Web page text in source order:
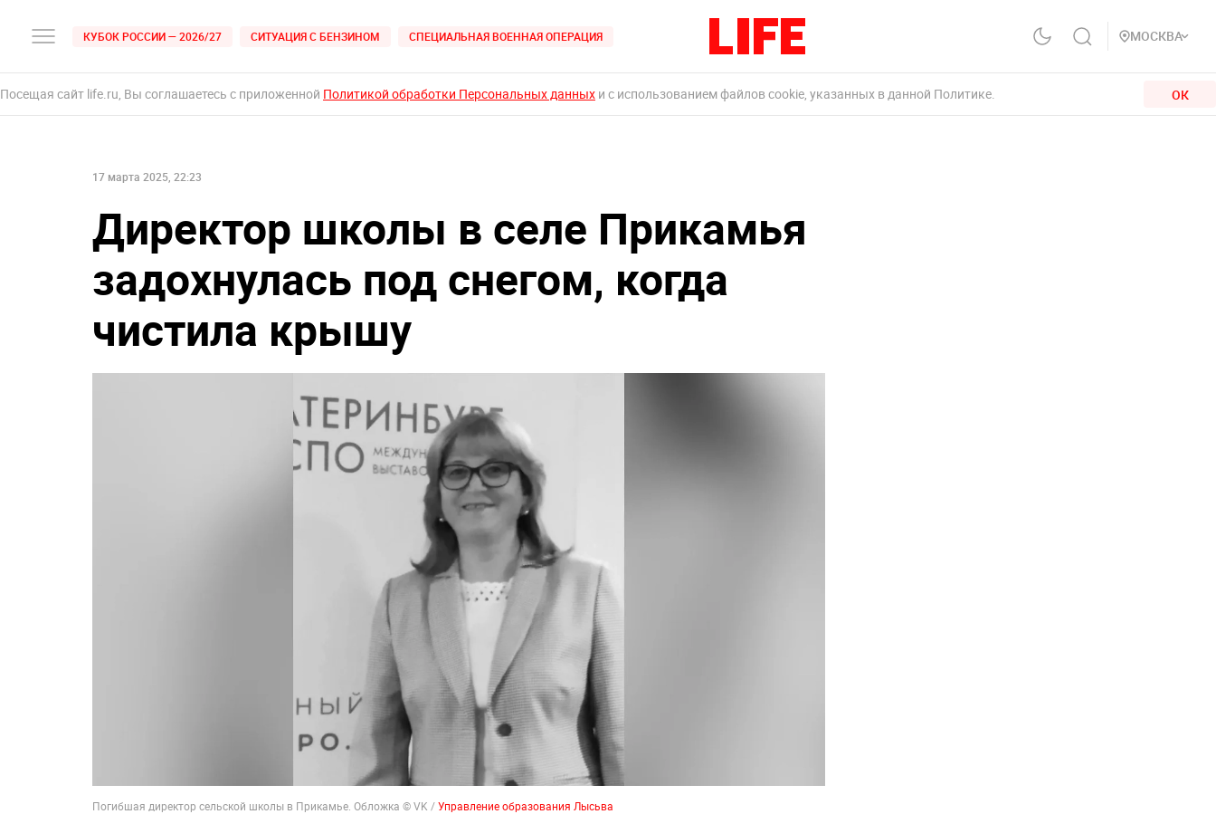
КУБОК РОССИИ — 2026/27 СИТУАЦИЯ С БЕНЗИНОМ СПЕЦИАЛЬНАЯ ВОЕННАЯ ОПЕРАЦИЯ МОСКВА
Посещая сайт life.ru, Вы соглашаетесь с приложенной Политикой обработки Персональных данных и с использованием файлов cookie, указанных в данной Политике. ОК
17 марта 2025, 22:23
Директор школы в селе Прикамья
задохнулась под снегом, когда
чистила крышу
Погибшая директор сельской школы в Прикамье. Обложка © VK /Управление образования Лысьва